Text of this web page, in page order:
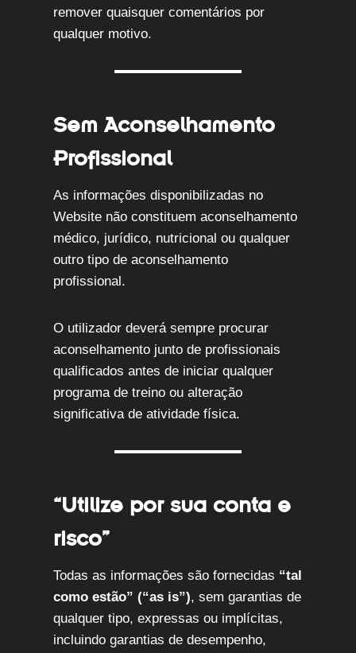
remover quaisquer comentários por
qualquer motivo.
Sem Aconselhamento
Profissional
As informações disponibilizadas no
Website não constituem aconselhamento
médico, jurídico, nutricional ou qualquer
outro tipo de aconselhamento
profissional.
O utilizador deverá sempre procurar
aconselhamento junto de profissionais
qualificados antes de iniciar qualquer
programa de treino ou alteração
significativa de atividade física.
“Utilize por sua conta e
risco”
Todas as informações são fornecidas “tal
como estão” (“as is”), sem garantias de
qualquer tipo, expressas ou implícitas,
incluindo garantias de desempenho,